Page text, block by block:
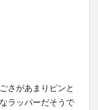
さがあまりピンと
ラッパーだそうで